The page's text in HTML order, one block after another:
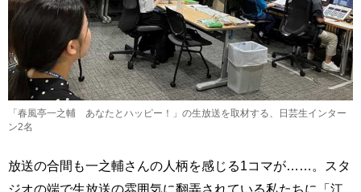
「春風亭一之輔 あなたとハッピー！」の生放送を取材する、日芸生インター
ン2名
放送の合間も一之輔さんの人柄を感じる1コマが……。スタ
ジオの端で生放送の雰囲気に翻弄されている私たちに「江